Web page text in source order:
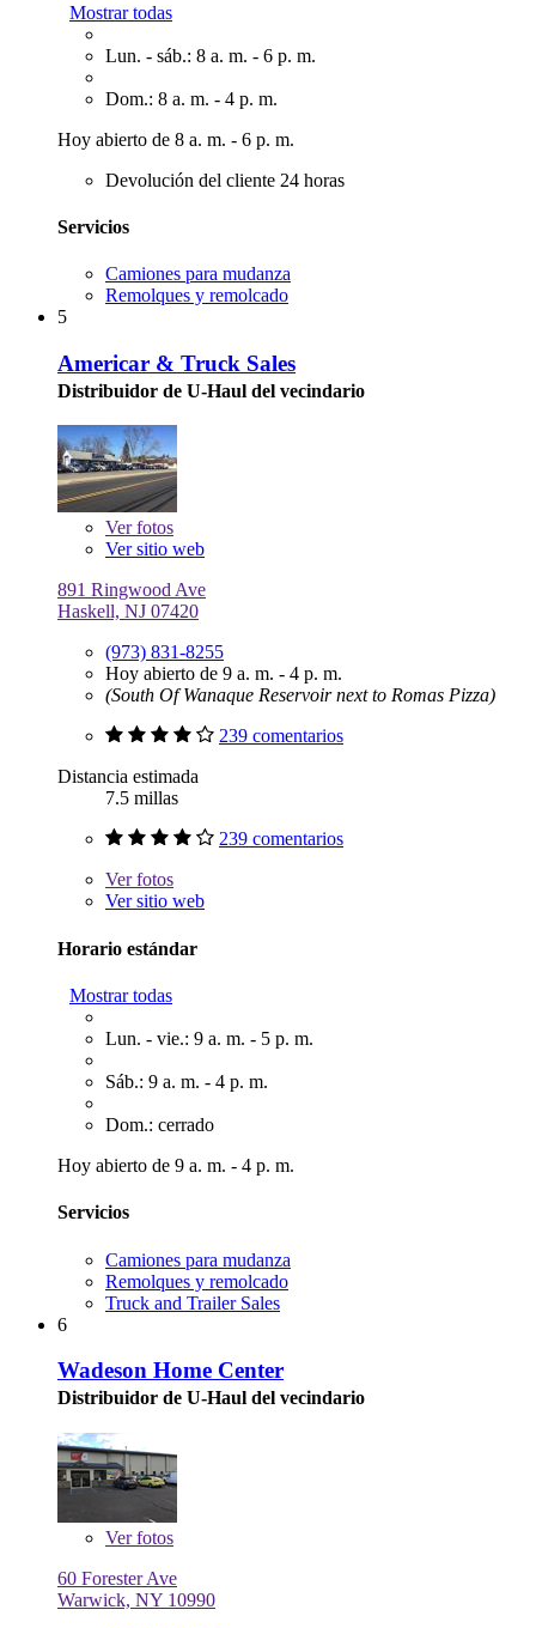
Mostrar todas
Lun. - sáb.: 8 a. m. - 6 p. m.
Dom.: 8 a. m. - 4 p. m.
Hoy abierto de 8 a. m. - 6 p. m.
Devolución del cliente 24 horas
Servicios
Camiones para mudanza
Remolques y remolcado
5
Americar & Truck Sales
Distribuidor de U-Haul del vecindario
Verfotos
Ver sitio web
891 Ringwood Ave
Haskell, NJ 07420
(973) 831-8255
Hoy abierto de 9 a. m. - 4 p. m.
(South Of Wanaque Reservoir next to Romas Pizza)
239 comentarios
Distancia estimada
7.5 millas
239 comentarios
Verfotos
Ver sitio web
Horario estándar
Mostrar todas
Lun. - vie.: 9 a. m. - 5 p. m.
Sáb.: 9 a. m. - 4 p. m.
Dom.: cerrado
Hoy abierto de 9 a. m. - 4 p. m.
Servicios
Camiones para mudanza
Remolques y remolcado
Truck and Trailer Sales
6
Wadeson Home Center
Distribuidor de U-Haul del vecindario
Verfotos
60 Forester Ave
Warwick, NY 10990